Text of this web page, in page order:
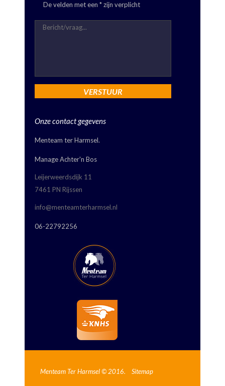
De velden met een * zijn verplicht
Onze contact gegevens
Menteam ter Harmsel.
Manage Achter'n Bos
Leijerweerdsdijk 11
7461 PN Rijssen
info@menteamterharmsel.nl
06-22792256
Menteam Ter Harmsel © 2016. Sitemap